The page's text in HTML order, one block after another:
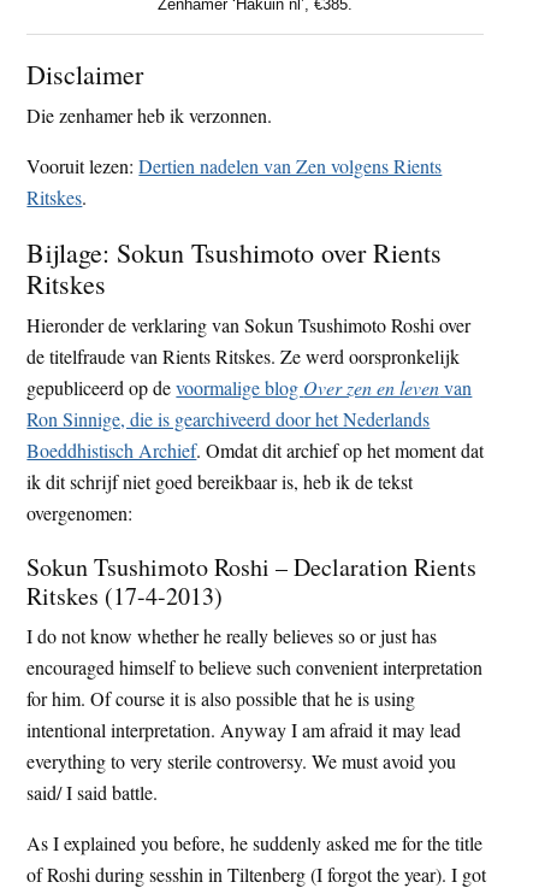
Zenhamer ‘Hakuin nl’, €385.
Disclaimer
Die zenhamer heb ik verzonnen.
Vooruit lezen:Dertien nadelen van Zen volgens Rients
Ritskes.
Bijlage: Sokun Tsushimoto over Rients
Ritskes
Hieronder de verklaring van Sokun Tsushimoto Roshi over
de titelfraude van Rients Ritskes. Ze werd oorspronkelijk
gepubliceerd op devoormalige blog Over zen en levenvan
Ron Sinnige, die is gearchiveerd door het Nederlands
Boeddhistisch Archief. Omdat dit archief op het moment dat
ik dit schrijf niet goed bereikbaar is, heb ik de tekst
overgenomen:
Sokun Tsushimoto Roshi – Declaration Rients
Ritskes (17-4-2013)
I do not know whether he really believes so or just has
encouraged himself to believe such convenient interpretation
for him. Of course it is also possible that he is using
intentional interpretation. Anyway I am afraid it may lead
everything to very sterile controversy. We must avoid you
said/ I said battle.
As I explained you before, he suddenly asked me for the title
of Roshi during sesshin in Tiltenberg (I forgot the year). I got